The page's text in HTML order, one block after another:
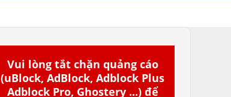
Vui lòng tắt chặn quảng cáo
(uBlock, AdBlock, Adblock Plus
Adblock Pro, Ghostery ...) để